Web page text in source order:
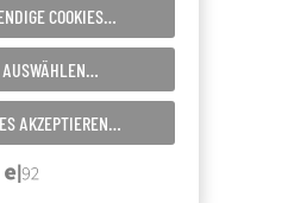
COOKIES…
AUSWÄHLEN…
AKZEPTIEREN…